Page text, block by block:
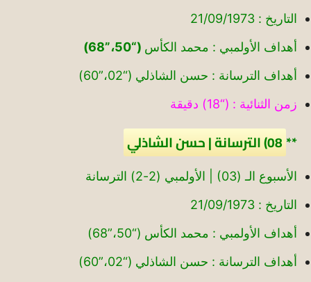
التاريخ : 21/09/1973
أهداف الأولمبي : محمد الكأس (“50،”68)
أهداف الترسانة : حسن الشاذلي (“02،”60)
زمن الثنائية : (“18) دقيقة
**08) الترسانة | حسن الشاذلي
الأسبوع الـ (03) | الأولمبي (2-2) الترسانة
التاريخ : 21/09/1973
أهداف الأولمبي : محمد الكأس (“50،”68)
أهداف الترسانة : حسن الشاذلي (“02،”60)